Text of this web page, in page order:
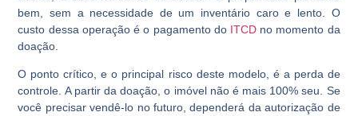
bem, sem a necessidade de um inventário caro e lento. O
custo dessa operação é o pagamento do ITCDno momento da
doação.
O ponto crítico, e o principal risco deste modelo, é a perda de
controle. A partir da doação, o imóvel não é mais 100% seu. Se
você precisar vendê-lo no futuro, dependerá da autorização de